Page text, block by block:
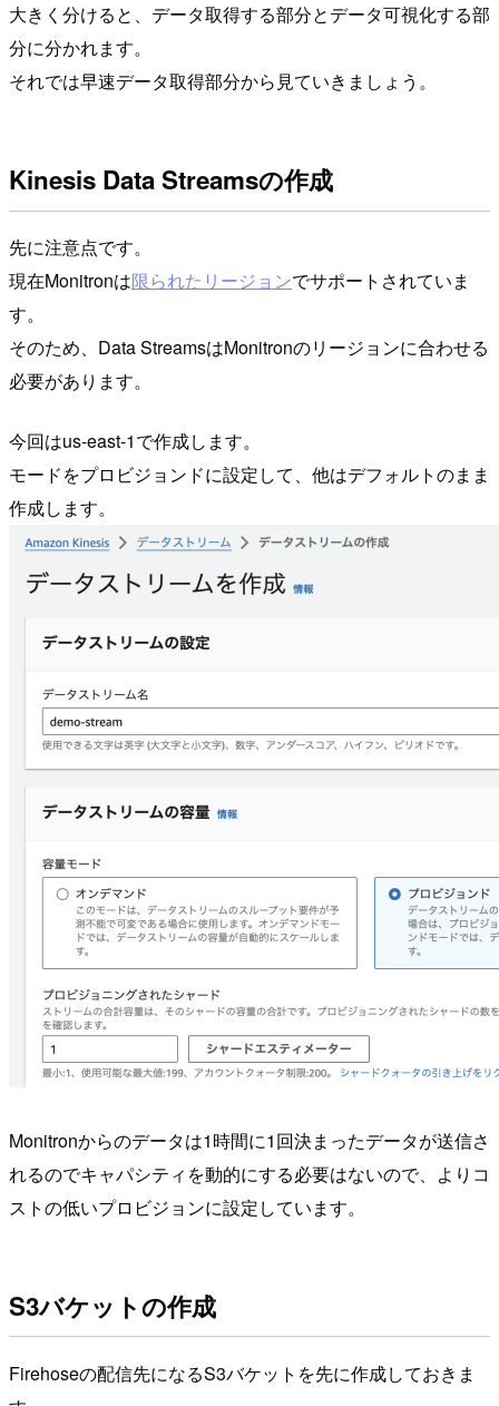
大きく分けると、データ取得する部分とデータ可視化する部
分に分かれます。
それでは早速データ取得部分から見ていきましょう。
Kinesis Data Streamsの作成
先に注意点です。
現在Monitronは限られたリージョンでサポートされていま
す。
そのため、Data StreamsはMonitronのリージョンに合わせる
必要があります。
今回はus-east-1で作成します。
モードをプロビジョンドに設定して、他はデフォルトのまま
作成します。
Monitronからのデータは1時間に1回決まったデータが送信さ
れるのでキャパシティを動的にする必要はないので、よりコ
ストの低いプロビジョンに設定しています。
S3バケットの作成
Firehoseの配信先になるS3バケットを先に作成しておきま